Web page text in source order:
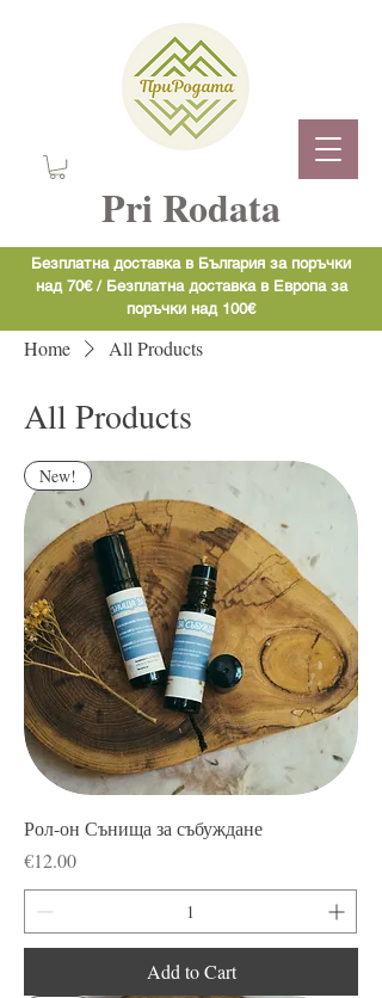
Pri Rodata
Безплатна доставка в България за поръчки
над 70€ / Безплатна доставка в Европа за
поръчки над 100€
Home All Products
All Products
New!
Рол-он Сънища за събуждане
Price
€12.00
Add to Cart